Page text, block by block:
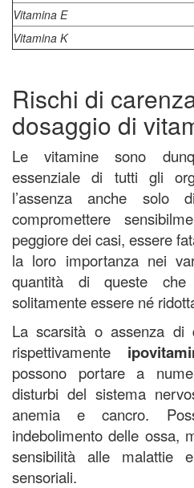
Vitamina E
Vitamina K
Rischi di
dosaggio di
Le vitamine sono
essenziale di tutti gli
l’assenza anche
compromettere
peggiore dei casi, essere
la loro importanza nei
quantità di queste
solitamente essere né
La scarsità o assenza di
rispettivamente
possono portare a
disturbi del sistema
anemia e cancro.
indebolimento delle ossa,
sensibilità alle malattie
sensoriali.